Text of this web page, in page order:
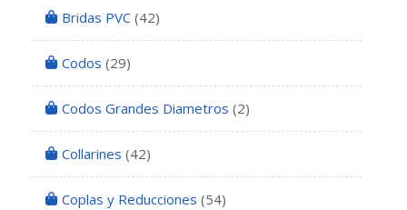
Bridas PVC (42)
Codos (29)
Codos Grandes Diametros (2)
Collarines (42)
Coplas y Reducciones (54)